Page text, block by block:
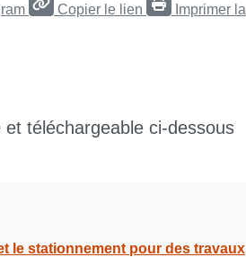
Copier le lien
Imprimer la
et téléchargeable ci-dessous
la voirie au boulevard du Général De Gaulle, le 11 & le 12 sept 2025